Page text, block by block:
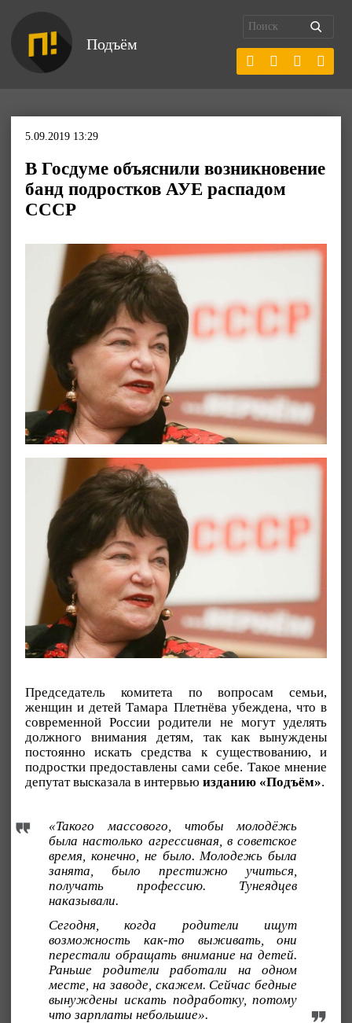
Подъём
5.09.2019 13:29
В Госдуме объяснили возникновение
банд подростков АУЕ распадом
СССР
Председатель комитета по вопросам семьи,
женщин и детей Тамара Плетнёва убеждена, что в
современной России родители не могут уделять
должного внимания детям, так как вынуждены
постоянно искать средства к существованию, и
подростки предоставлены сами себе. Такое мнение
депутат высказала в интервью изданию «Подъём».
«Такого массового, чтобы молодёжь
была настолько агрессивная, в советское
время, конечно, не было. Молодежь была
занята, было престижно учиться,
получать профессию. Тунеядцев
наказывали.
Сегодня, когда родители ищут
возможность как-то выживать, они
перестали обращать внимание на детей.
Раньше родители работали на одном
месте, на заводе, скажем. Сейчас бедные
вынуждены искать подработку, потому
что зарплаты небольшие».